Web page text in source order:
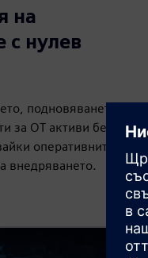
на
с нулев
подновяването и
за OT активи без
оперативните
внедряването.